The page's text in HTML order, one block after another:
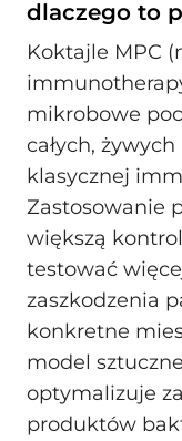
dlaczego to
Koktajle MPC
mikrobowe
całych,
klasycznej
Zastosowanie
większą
testować
zaszkodzenia
konkretne
model
optymalizuje
produktów